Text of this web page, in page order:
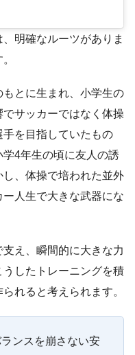
明確なルーツがありま
とに生まれ、小学生の
サッカーではなく体操
を目指していたもの
4年生の頃に友人の誘
、体操で培われた並外
人生で大きな武器にな
え、瞬間的に大きな力
したトレーニングを積
れると考えられます。
ンスを崩さない安